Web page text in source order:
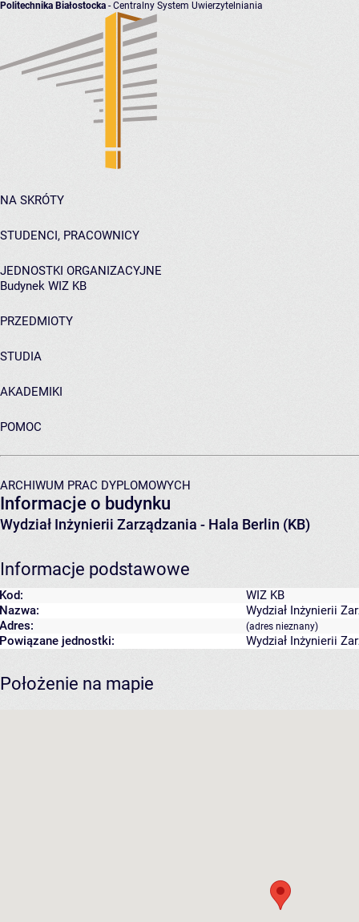
Politechnika Białostocka - Centralny System Uwierzytelniania
NA SKRÓTY
STUDENCI, PRACOWNICY
JEDNOSTKI ORGANIZACYJNE
Budynek WIZ KB
PRZEDMIOTY
STUDIA
AKADEMIKI
POMOC
ARCHIWUM PRAC DYPLOMOWYCH
Informacje o budynku
Wydział Inżynierii Zarządzania - Hala Berlin (KB)
Informacje podstawowe
Kod:
WIZ KB
Nazwa:
Wydział Inżynierii
Adres:
(adres nieznany)
Powiązane jednostki: Wydział Inżynierii
Położenie na mapie